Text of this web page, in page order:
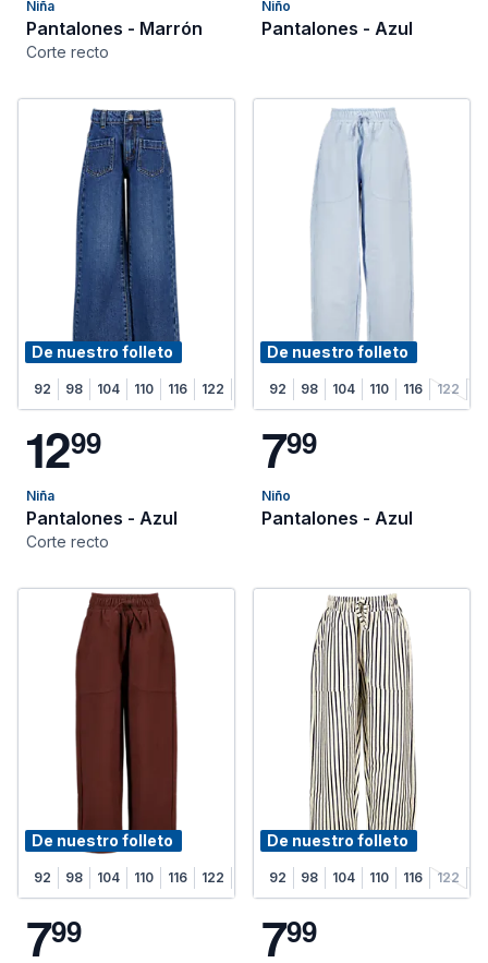
Niña
Pantalones - Marrón
Corte recto
Niño
Pantalones - Azul
De nuestro folleto
92 98 104 110 116 122
1299
Niña
Pantalones - Azul
Corte recto
De nuestro folleto
92 98 104 110 116 122
799
Niño
Pantalones - Azul
De nuestro folleto
92 98 104 110 116 122
799
De nuestro folleto
92 98 104 110 116 122
799